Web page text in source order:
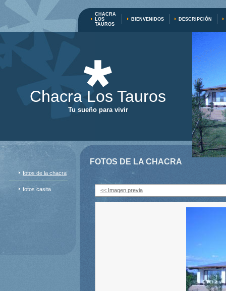
CHACRA
LOS
TAUROS
BIENVENIDOS DESCRIPCIÓN
Chacra Los Tauros
Tu sueño para vivir
fotos de la chacra
fotos casita
FOTOS DE LA CHACRA
<< Imagen previa